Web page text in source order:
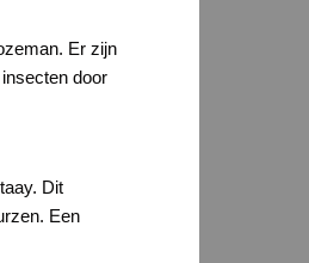
Er zijn
door
Dit
Een